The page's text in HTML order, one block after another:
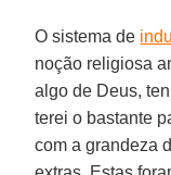
O sistema de
noção religiosa
algo de Deus,
terei o bastante
com a grandeza